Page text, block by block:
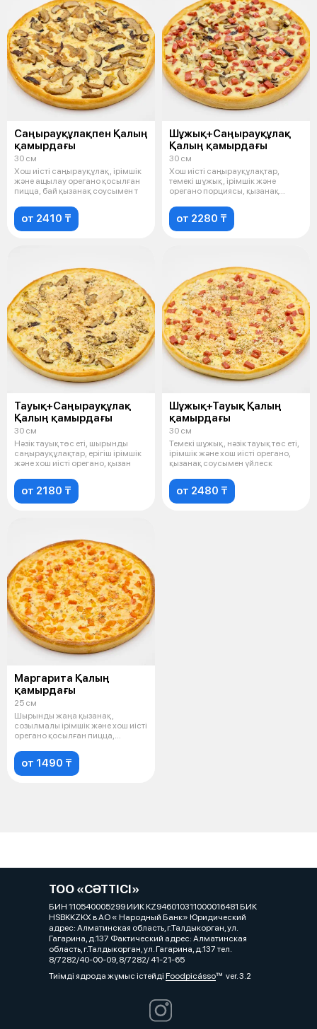
Саңырауқұлақпен Қалың
қамырдағы
30 см
Хош иісті саңырауқұлақ, ірімшік
және ащылау орегано қосылған
пицца, бай қызанақ соусымен т
от 2410 ₸
Шұжық+Саңырауқұлақ
Қалың қамырдағы
30 см
Хош иісті саңырауқұлақтар,
темекі шұжық, ірімшік және
орегано порциясы, қызанақ
от 2280 ₸
Тауық+Саңырауқұлақ
Қалың қамырдағы
30 см
Нәзік тауық төс еті, шырынды
саңырауқұлақтар, ерігіш ірімшік
және хош иісті орегано, қызан
от 2180 ₸
Шұжық+Тауық Қалың
қамырдағы
30 см
Темекі шұжық, нәзік тауық төс еті,
ірімшік және хош иісті орегано,
қызанақ соусымен үйлеск
от 2480 ₸
Маргарита Қалың
қамырдағы
25 см
Шырынды жаңа қызанақ,
созылмалы ірімшік және хош иісті
орегано қосылған пицца,
от 1490 ₸
ТОО «СӘТТІСІ»
БИН 110540005299 ИИК KZ946010311000016481 БИК
HSBKKZKX в АО « Народный Банк» Юридический
адрес: Алматинская область, г.Талдыкорган, ул.
Гагарина, д.137 Фактический адрес: Алматинская
область, г.Талдыкорган, ул. Гагарина, д.137 тел.
8/7282/40-00-09, 8/7282/ 41-21-65
Тиімді ядрода жұмыс істейді Foodpicássover. 3.2